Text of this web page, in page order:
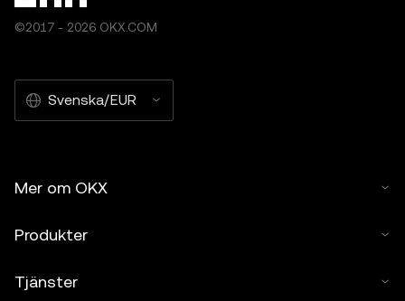
©2017 - 2026 OKX.COM
Svenska/EUR
Mer om OKX
Produkter
Tjänster